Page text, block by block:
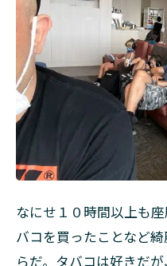
なにせ１０時間以上も
バコを買ったことなど
らだ。タバコは好きだ